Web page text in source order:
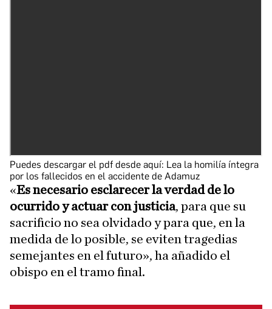
Puedes descargar el pdf desde aquí: Lea la homilía íntegra
por los fallecidos en el accidente de Adamuz
«Es necesario esclarecer la verdad de lo
ocurrido y actuar con justicia, para que su
sacrificio no sea olvidado y para que, en la
medida de lo posible, se eviten tragedias
semejantes en el futuro», ha añadido el
obispo en el tramo final.